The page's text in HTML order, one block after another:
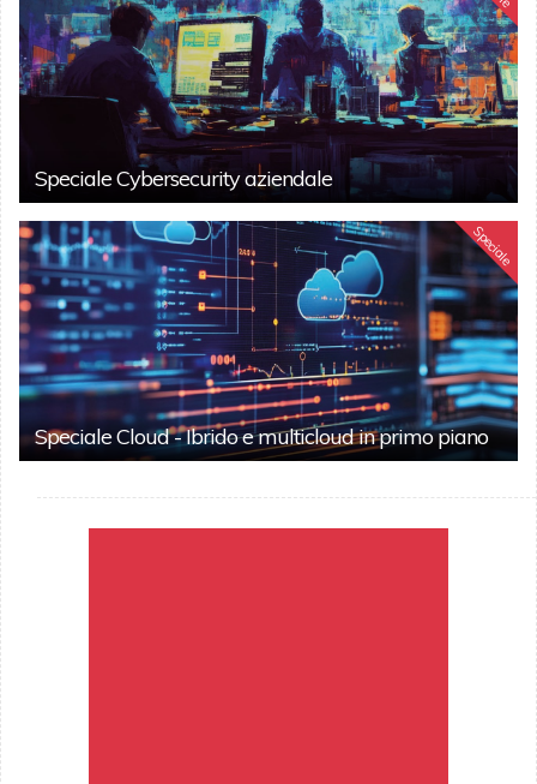
Speciale Cybersecurity aziendale
Speciale
Speciale Cloud - Ibrido e multicloud in primo piano